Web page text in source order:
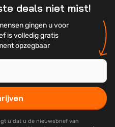
deals niet mist!
gingen u voor
is volledig gratis
opzegbaar
u dat u de nieuwsbrief van